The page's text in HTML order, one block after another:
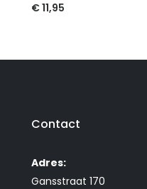
€11,95
Contact
Adres:
Gansstraat 170